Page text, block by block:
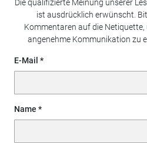
Die qualifizierte Meinung unserer
ist ausdrücklich erwünscht.
Kommentaren auf die Netiquette,
angenehme Kommunikation zu
E-Mail
Name